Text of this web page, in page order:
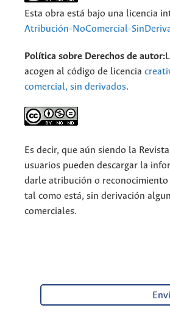
Esta obra está bajo una licencia
Atribución-NoComercial-
Política sobre Derechos de autor:
acogen al código de licencia
comercial, sin derivados.
Es decir, que aún siendo la
usuarios pueden descargar la
darle atribución o
tal como está, sin derivación
comerciales.